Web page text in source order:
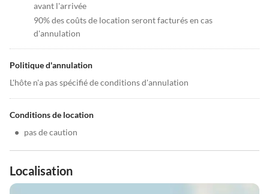
avant l'arrivée
90% des coûts de location seront facturés en cas
d'annulation
Politique d'annulation
L'hôte n'a pas spécifié de conditions d'annulation
Conditions de location
• pas de caution
Localisation